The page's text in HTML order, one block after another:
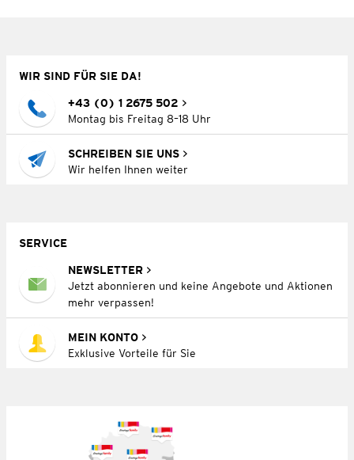
WIR SIND FÜR SIE DA!
+43 (0) 1 2675 502
Montag bis Freitag 8–18 Uhr
SCHREIBEN SIE UNS
Wir helfen Ihnen weiter
SERVICE
NEWSLETTER
Jetzt abonnieren und keine Angebote und Aktionen
mehr verpassen!
MEIN KONTO
Exklusive Vorteile für Sie